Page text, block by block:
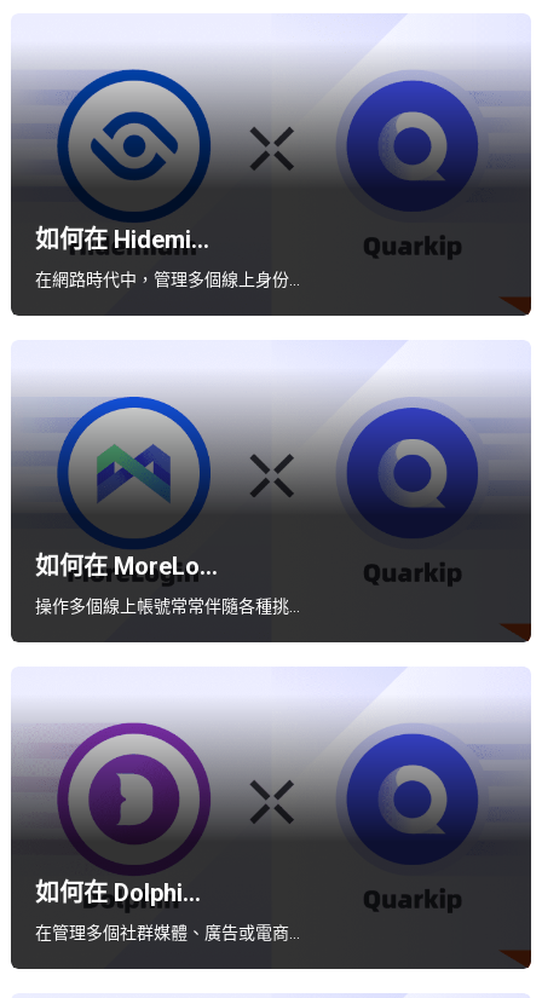
如何在 Hidemi...
在網路時代中，管理多個線上身份…
如何在 MoreLo...
操作多個線上帳號常常伴隨各種挑…
如何在 Dolphi...
在管理多個社群媒體、廣告或電商…